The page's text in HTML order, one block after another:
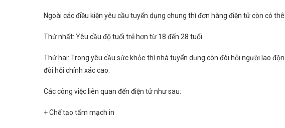
Ngoài các điều kiện yêu cầu tuyển dụng chung thì đơn hàng điện tử còn có
Thứ nhất: Yêu cầu độ tuổi trẻ hơn từ 18 đến 28 tuổi.
Thứ hai: Trong yêu cầu sức khỏe thì nhà tuyển dụng còn đòi hỏi người lao
đòi hỏi chính xác cao.
Các công việc liên quan đến điện tử như sau:
+ Chế tạo tấm mạch in